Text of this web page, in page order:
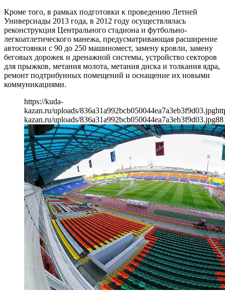
Кроме того, в рамках подготовки к проведению Летней
Универсиады 2013 года, в 2012 году осуществлялась
реконструкция Центрального стадиона и футбольно-
легкоатлетического манежа, предусматривающая расширение
автостоянки с 90 до 250 машиномест, замену кровли, замену
беговых дорожек и дренажной системы, устройство секторов
для прыжков, метания молота, метания диска и толкания ядра,
ремонт подтрибунных помещений и оснащение их новыми
коммуникациями.
https://kuda-
kazan.ru/uploads/836a31a992bcb050044ea7a3eb3f9d03.jpg
kazan.ru/uploads/836a31a992bcb050044ea7a3eb3f9d03.jpg